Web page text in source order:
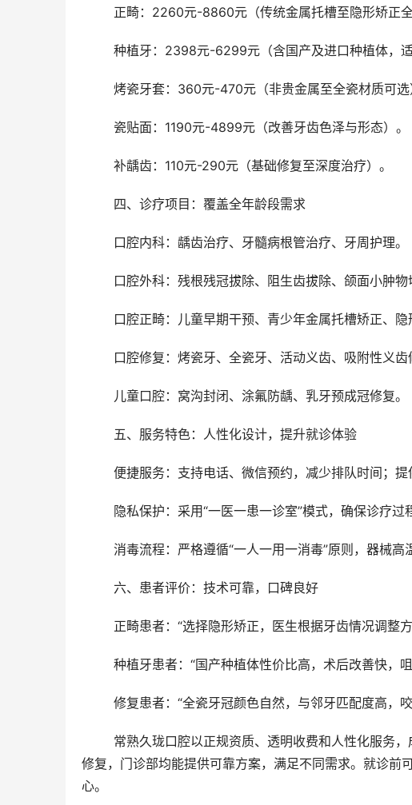
正畸：2260元-8860元（传统金属托槽至隐形矫正全
种植牙：2398元-6299元（含国产及进口种植体，适
烤瓷牙套：360元-470元（非贵金属至全瓷材质可选
	瓷贴面：1190元-4899元（改善牙齿色泽与形态）。
	补龋齿：110元-290元（基础修复至深度治疗）。
	四、诊疗项目：覆盖全年龄段需求
	口腔内科：龋齿治疗、牙髓病根管治疗、牙周护理。
口腔外科：残根残冠拔除、阻生齿拔除、颌面小肿物
口腔正畸：儿童早期干预、青少年金属托槽矫正、隐
口腔修复：烤瓷牙、全瓷牙、活动义齿、吸附性义齿
	儿童口腔：窝沟封闭、涂氟防龋、乳牙预成冠修复。
	五、服务特色：人性化设计，提升就诊体验
便捷服务：支持电话、微信预约，减少排队时间；
隐私保护：采用“一医一患一诊室”模式，确保诊疗过
消毒流程：严格遵循“一人一用一消毒”原则，器械高
	六、患者评价：技术可靠，口碑良好
正畸患者：“选择隐形矫正，医生根据牙齿情况调整
种植牙患者：“国产种植体性价比高，术后改善快，
修复患者：“全瓷牙冠颜色自然，与邻牙匹配度高，
修复，门诊部均能提供可靠方案，满足不同需求。就诊前
心。